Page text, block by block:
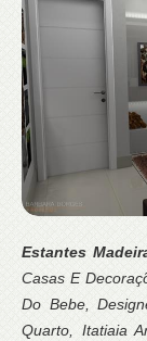
Estantes
Casas E
Do Bebe,
Quarto, Itatiaia